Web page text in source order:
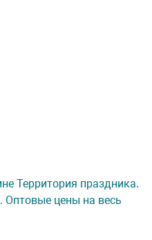
Территория праздника.
Оптовые цены на весь